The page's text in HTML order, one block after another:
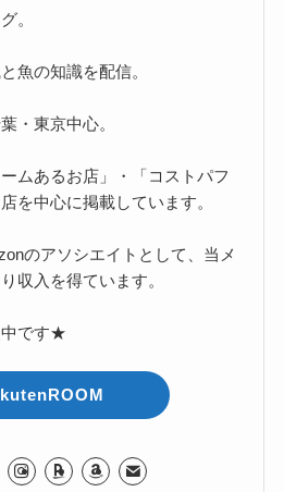
。
魚の知識を配信。
・東京中心。
ムあるお店」・「コストパフ
を中心に掲載しています。
のアソシエイトとして、当メ
収入を得ています。
です★